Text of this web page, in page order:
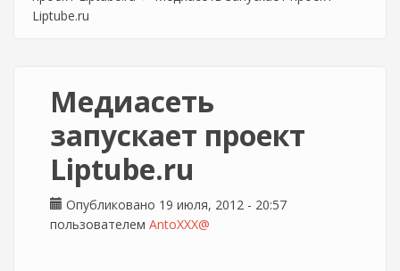
Liptube.ru
Медиасеть
запускает проект
Liptube.ru
Опубликовано 19 июля, 2012 - 20:57
пользователем AntoXXX@